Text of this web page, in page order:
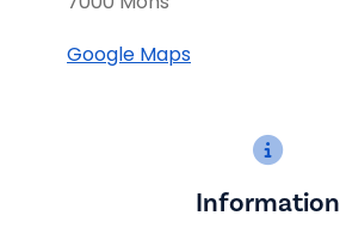
Google Maps
Information